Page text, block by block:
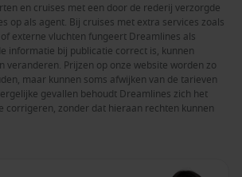
en cruises met een door de rederij verzorgde
op als agent. Bij cruises met extra services zoals
externe vluchten fungeert Dreamlines als
informatie bij publicatie correct is, kunnen
veranderen. Prijzen op onze website worden zo
maar kunnen soms afwijken van de tarieven
gevallen behoudt Dreamlines zich het
corrigeren, zonder dat hieraan rechten kunnen